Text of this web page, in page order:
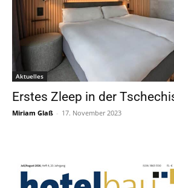
Aktuelles
Erstes Zleep in der
Miriam Glaß - 17. November 2023